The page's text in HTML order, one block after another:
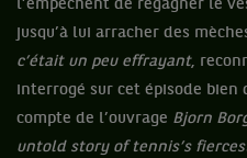
l’empêchent de regagner le
jusqu’à lui arracher des
c’était un peu effrayant,
interrogé sur cet épisode bien
compte de l’ouvrage Bjorn
untold story of tennis’s